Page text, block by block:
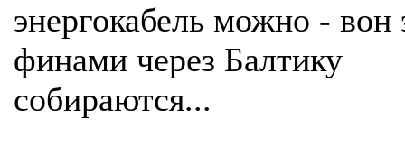
энергокабель можно - вон
финами через Балтику
собираются...